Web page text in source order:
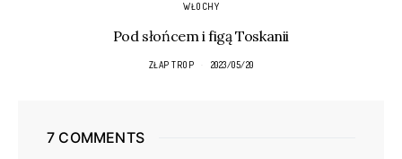
WŁOCHY
Pod słońcem i figą Toskanii
ZŁAP TROP 2023/05/20
7 COMMENTS